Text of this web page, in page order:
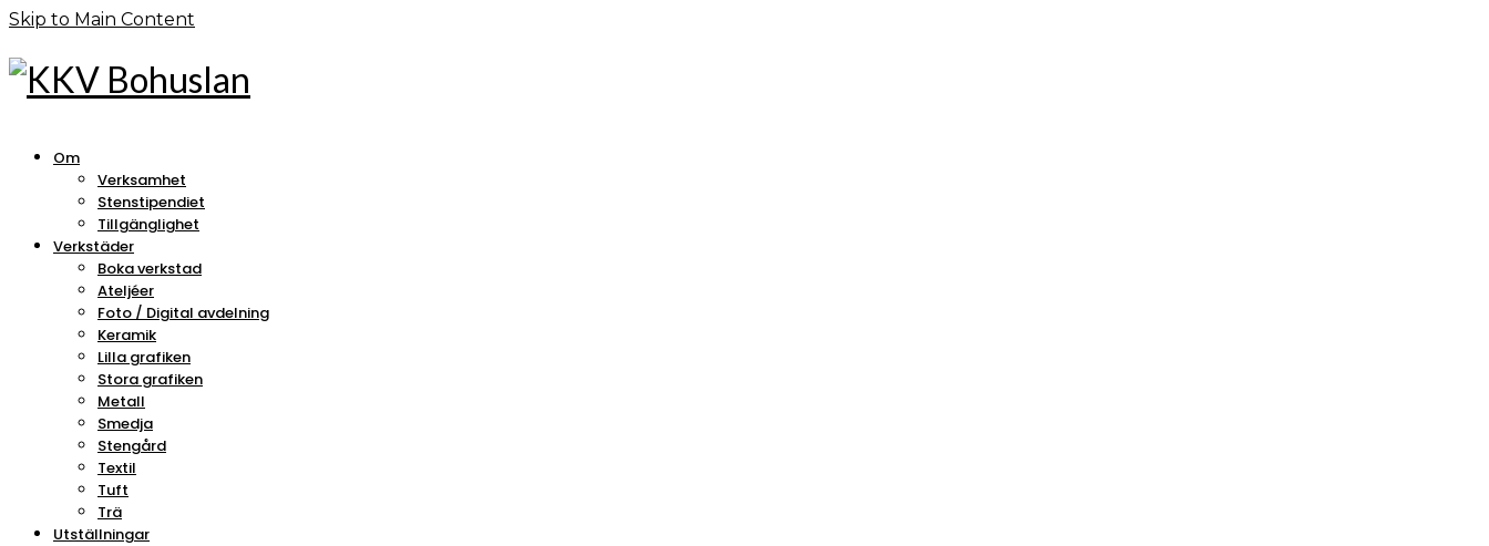
Skip to Main Content
Om
Verksamhet
Stenstipendiet
Tillgänglighet
Verkstäder
Boka verkstad
Ateljéer
Foto / Digital avdelning
Keramik
Lilla grafiken
Stora grafiken
Metall
Smedja
Stengård
Textil
Tuft
Trä
Utställningar